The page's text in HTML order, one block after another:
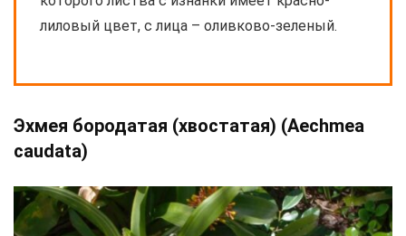
лиловый цвет, с лица – оливково-зеленый.
Эхмея бородатая (хвостатая) (Aechmea
caudata)